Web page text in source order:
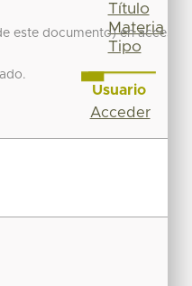
este documento) en acceso
Título
Materia
Tipo
Usuario
Acceder